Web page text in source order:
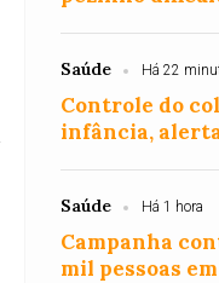
Saúde Há 22
Controle do
infância,
Saúde Há 1 hora
Campanha
mil pessoas